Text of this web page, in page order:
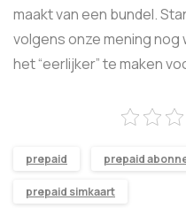
maakt van een bundel.
volgens onze mening nog
het “eerlijker” te maken
prepaid prepaid
prepaid simkaart